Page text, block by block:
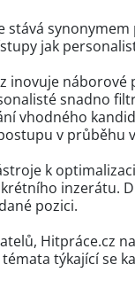
jak
inovuje
snadno
vhodného
v průběhu
k
inzerátu.
pozici.
Hitpráce.cz
týkající se